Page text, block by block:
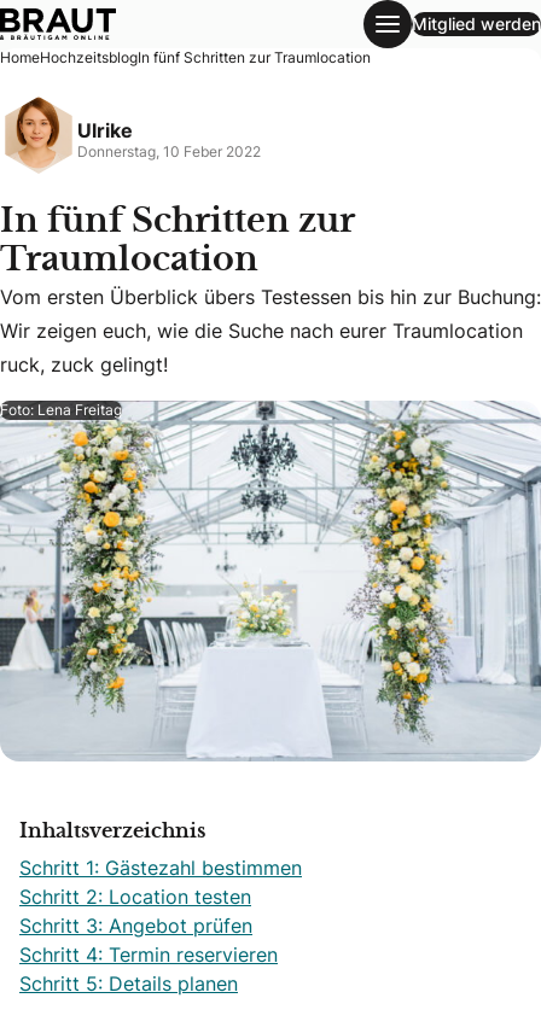
In fünf Schritten zur Traumlocation
Mitglied werden
HomeHochzeitsblogIn fünf Schritten zur Traumlocation
Ulrike
Donnerstag, 10 Feber 2022
In fünf Schritten zur
Traumlocation
Vom ersten Überblick übers Testessen bis hin zur
Vom ersten Überblick übers Testessen bis hin zur Buchung:
Wir zeigen euch, wie die Suche nach eurer Traumlocation
ruck, zuck gelingt!
Foto: Lena Freitag
Inhaltsverzeichnis
Schritt 1: Gästezahl bestimmen
Schritt 2: Location testen
Schritt 3: Angebot prüfen
Schritt 4: Termin reservieren
Schritt 5: Details planen